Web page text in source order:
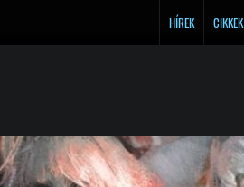
HÍREK CIKKEK